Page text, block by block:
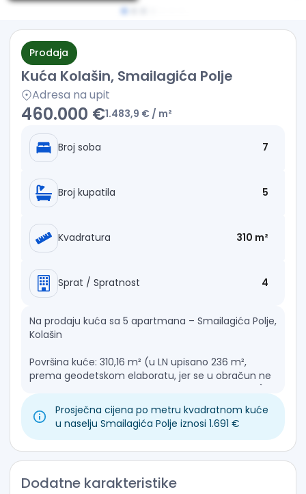
Prodaja
Kuća Kolašin, Smailagića Polje
Adresa na upit
460.000 €1.483,9 €/ m²
Broj soba 7
Broj kupatila 5
Kvadratura 310 m²
Sprat / Spratnost 4
Na prodaju kuća sa 5 apartmana – Smailagića Polje,
Kolašin
Površina kuće: 310,16 m² (u LN upisano 236 m²,
prema geodetskom elaboratu, jer se u obračun ne
uključuju terase, ostave i pojedini dijelovi objekta)
Plac: 409 m², ograđen, veće dvorište ispred kuće,
prostor za više parking mjesta
Struktura:
• Apartman 2 – 32 m² (prvi sprat)
Prosječna cijena po metru kvadratnom kuće
u naselju Smailagića Polje iznosi 1.691 €
Dodatne karakteristike